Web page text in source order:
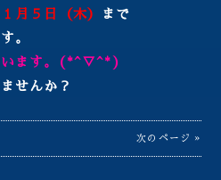
月５日（木）
まで
。
います。(*^▽^*)
せんか？
次のページ »